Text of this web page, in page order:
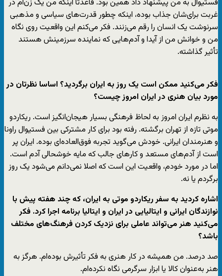
فستیوال به من پیشنهاد داد همین بود. قاعدتا اینکه من یک زن‌ام در
غربت برای‌شان جذاب بوده، اینکه چطور قدرت‌های سیاسی و مذهبی
سرنوشت یک انسان را رقم می‌زنند. فکر می‌کنم این واقعیت روی نگاه
من و خوانش من از آیدا و آدم‌هایی که نماینده سرزمینش هستند
تأثیر گذاشته.
فکر می‌کنید ممکن است یک روز به ایران برگردید؟ اساسا نظرتان در
مورد بیان هنری در ایران امروز چیست؟
به نظرم ایران امروز به لحاظ فرهنگی بسیار هیجان‌انگیز است. ریکاردو
موتی تازه از تهران برگشته. رفته بود برای کار مشترکی بین فستیوال راونا
و هنرمندان ایرانی. خودش می‌گوید تجربه فوق‌العاده‌ای بوده. ایران پر
است از آدم‌های مستعد و کارهای جالب که مایه خوشحالی آدم است.
اما در مورد خودم، واقعیت این است که اصلا نمی‌دانم می‌شود یک روز
برگردم یا نه.
اشاره کردید به سفر ریکاردو موتی به ایران، که چند هفته پیش با
نوازندگان ایرانی و ایتالیایی در ایران و ایتالیا برنامه اجرا کرد. فکر
می‌کنید هنر می‌تواند عاملی برای نزدیک کردن فرهنگ‌های مختلف
باشد؟
صد درصد. من همیشه در کار هنری به فکر تأثیرش بوده‌ام. هرگز به
هنر به‌عنوان کالا یا ابزار سرگرمی نگاه نکرده‌ام.